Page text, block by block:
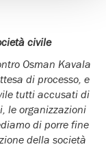
civile
Osman Kavala
di processo, e
tutti accusati di
le organizzazioni
di porre fine
della società